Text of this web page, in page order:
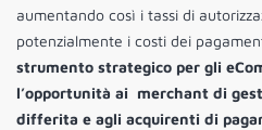
aumentando così i tassi di
potenzialmente i costi dei
strumento strategico per gli
l’opportunità ai merchant di
differita e agli acquirenti di